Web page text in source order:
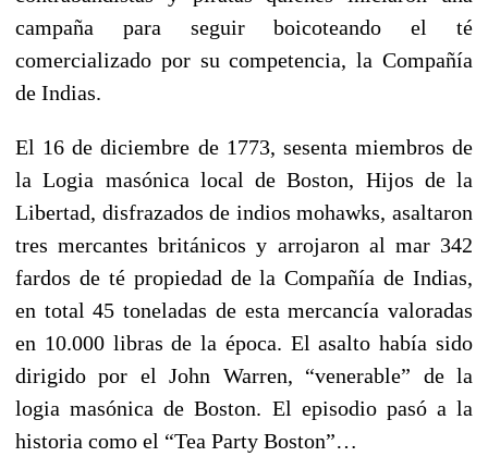
campaña para seguir boicoteando el té
comercializado por su competencia, la Compañía
de Indias.
El 16 de diciembre de 1773, sesenta miembros de
la Logia masónica local de Boston, Hijos de la
Libertad, disfrazados de indios mohawks, asaltaron
tres mercantes británicos y arrojaron al mar 342
fardos de té propiedad de la Compañía de Indias,
en total 45 toneladas de esta mercancía valoradas
en 10.000 libras de la época. El asalto había sido
dirigido por el John Warren, “venerable” de la
logia masónica de Boston. El episodio pasó a la
historia como el “Tea Party Boston”…